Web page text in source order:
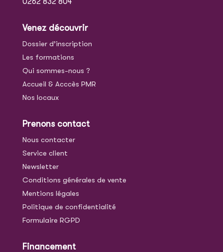
Venez découvrir
Dossier d’inscription
Les formations
Qui sommes-nous ?
Accueil & Acccès PMR
Nos locaux
Prenons contact
Nous contacter
Service client
Newsletter
Conditions générales de vente
Mentions légales
Politique de confidentialité
Formulaire RGPD
Financement